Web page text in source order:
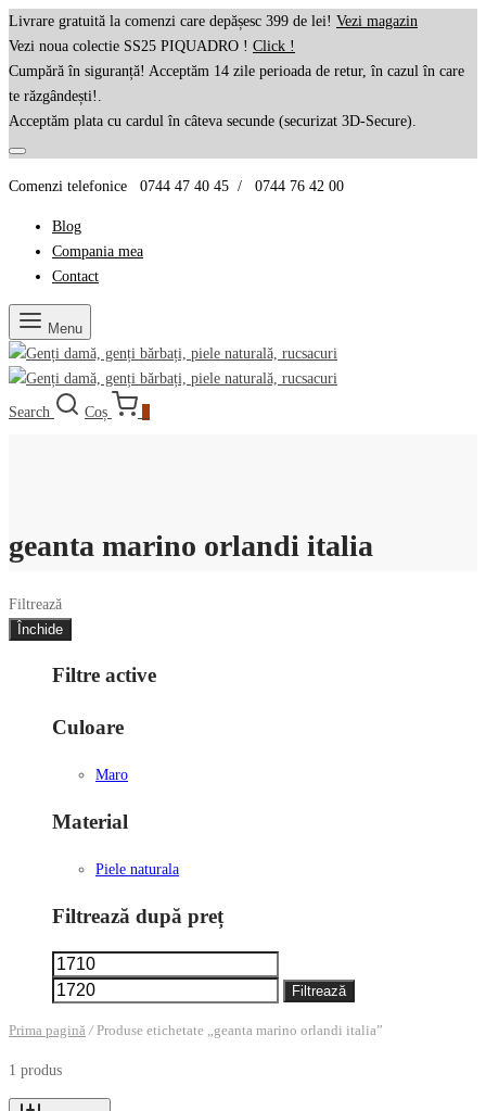
Livrare gratuită la comenzi care depășesc 399 de lei! Vezi magazin
Vezi noua colectie SS25 PIQUADRO ! Click !
Cumpără în siguranță! Acceptăm 14 zile perioada de retur, în cazul în care
te răzgândești!.
Acceptăm plata cu cardul în câteva secunde (securizat 3D-Secure).
Comenzi telefonice 0744 47 40 45 / 0744 76 42 00
Blog
Compania mea
Contact
Menu
Search Coș
geanta marino orlandi italia
Filtrează
Închide
Filtre active
Culoare
Maro
Material
Piele naturala
Filtrează după preț
Preț
minim
maxim
Filtrează
Prima pagină /Produse etichetate „geanta marino orlandi italia”
1 produs